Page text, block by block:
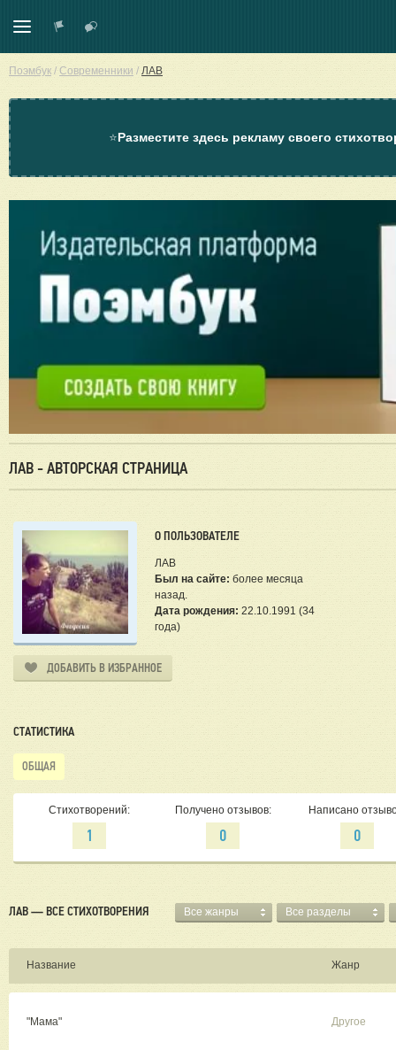
Поэмбук / Современники / ЛАВ
⭐Разместите здесь рекламу своего
ЛАВ - АВТОРСКАЯ СТРАНИЦА
О ПОЛЬЗОВАТЕЛЕ
ЛАВ
Был на сайте: более месяца
назад.
Дата рождения: 22.10.1991 (34
года)
ДОБАВИТЬ В ИЗБРАННОЕ
СТАТИСТИКА
ОБЩАЯ
Стихотворений:
1
Получено отзывов:
0
Написано
0
ЛАВ — ВСЕ СТИХОТВОРЕНИЯ Все жанры Все разделы
Название Жанр
"Мама" Другое